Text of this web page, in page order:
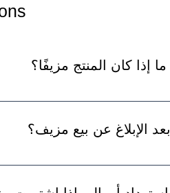
إذا كان المنتج مزيفًا؟
المنتج المقلد سعرًا أقل من
الإبلاغ عن بيع مزيف؟
المبلغ عنه ونتخذ الإجراء